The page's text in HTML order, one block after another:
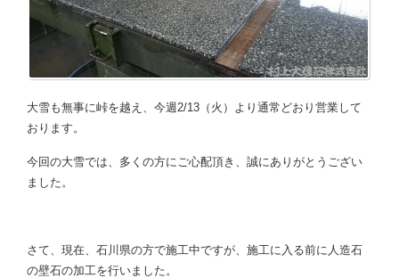
大雪も無事に峠を越え、今週2/13（火）より通常どおり営業して
おります。
今回の大雪では、多くの方にご心配頂き、誠にありがとうござい
ました。
さて、現在、石川県の方で施工中ですが、施工に入る前に人造石
の壁石の加工を行いました。